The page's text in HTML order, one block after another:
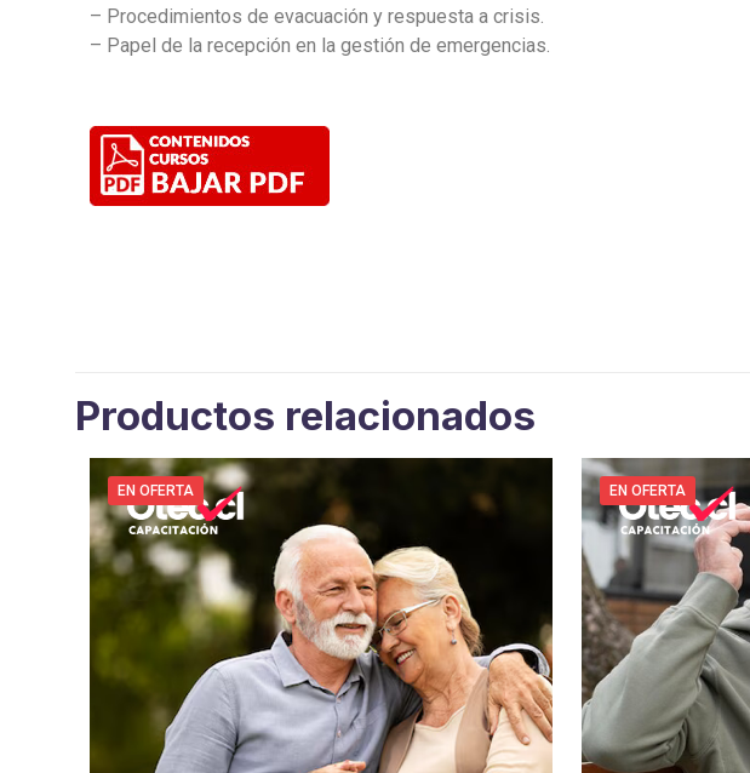
– Procedimientos de evacuación y respuesta a crisis.
– Papel de la recepción en la gestión de emergencias.
Productos relacionados
EN OFERTA EN OFERTA